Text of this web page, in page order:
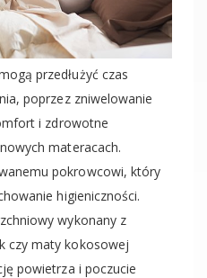
przedłużyć czas
poprzez zniwelowanie
i zdrowotne
materacach.
pokrowcowi, który
higieniczności.
wykonany z
czy maty kokosowej
powietrza i poczucie